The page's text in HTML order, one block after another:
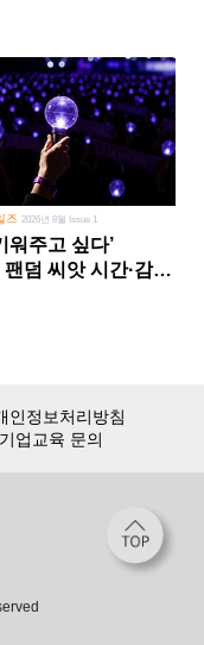
즈 2026년 8월 Issue 1
워주고 싶다’
덤 씨앗 시간·감정
인정보처리방침
기업교육 문의